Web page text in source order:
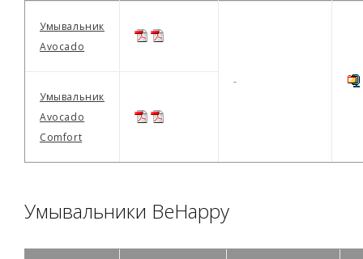
Умывальник
Avocado
-
Умывальник
Avocado
Comfort
Умывальники BeHappy